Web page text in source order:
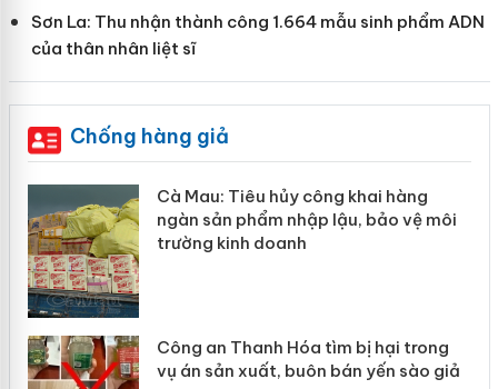
Sơn La: Thu nhận thành công 1.664 mẫu sinh phẩm ADN
của thân nhân liệt sĩ
Chống hàng giả
Cà Mau: Tiêu hủy công khai hàng
ngàn sản phẩm nhập lậu, bảo vệ môi
trường kinh doanh
Công an Thanh Hóa tìm bị hại trong
vụ án sản xuất, buôn bán yến sào giả